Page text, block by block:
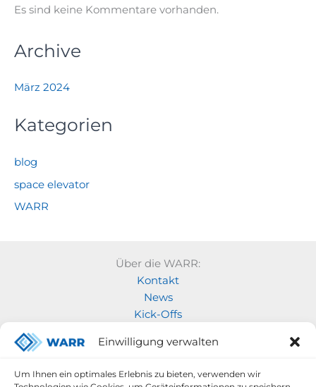
Einwilligung verwalten
Um Ihnen ein optimales Erlebnis zu bieten, verwenden wir
Es sind keine Kommentare vorhanden.
Archive
März 2024
Kategorien
blog
space elevator
WARR
Über die WARR:
Kontakt
News
Kick-Offs
Modellraketenwettbewerb